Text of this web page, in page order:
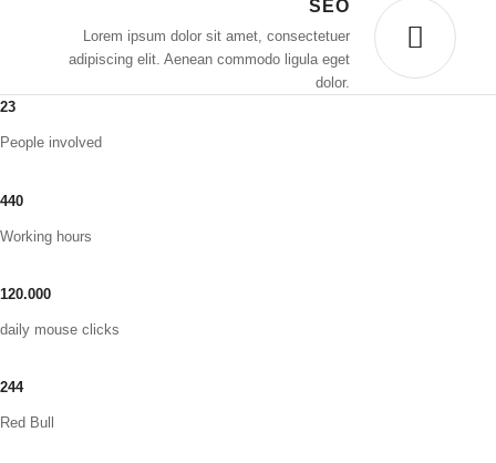
SEO
Lorem ipsum dolor sit amet, consectetuer
adipiscing elit. Aenean commodo ligula eget
dolor.
23
People involved
440
Working hours
120.000
daily mouse clicks
244
Red Bull